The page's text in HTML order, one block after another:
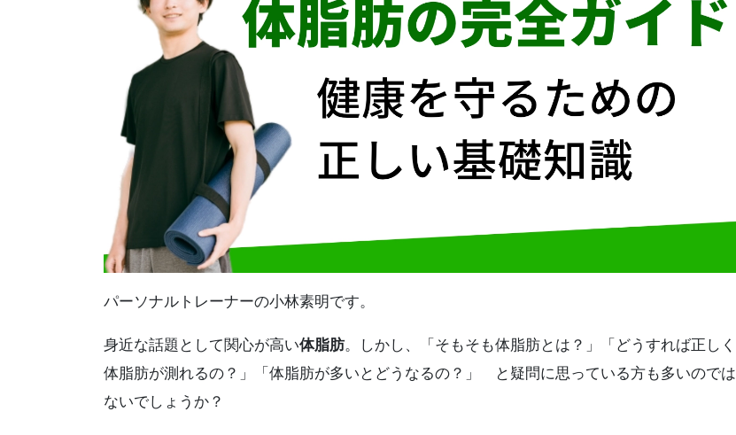
パーソナルトレーナーの小林素明です。
身近な話題として関心が高い体脂肪。しかし、「そもそも体脂肪とは？」「どうすれば正しく
体脂肪が測れるの？」「体脂肪が多いとどうなるの？」 と疑問に思っている方も多いのでは
ないでしょうか？